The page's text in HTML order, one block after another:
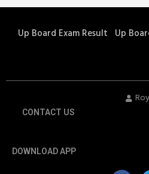
Up Board Exam Result Up
CONTACT US
DOWNLOAD APP